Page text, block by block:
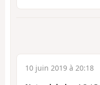
10 juin 2019 à 20:18